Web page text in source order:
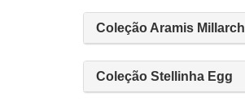
Coleção Aramis Millarch
Coleção Stellinha Egg